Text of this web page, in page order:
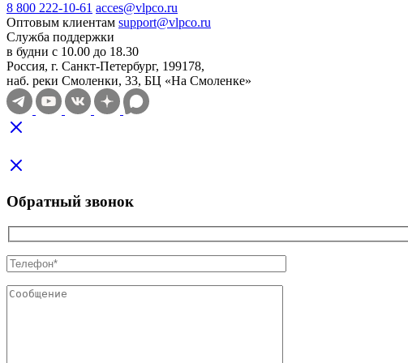
8 800 222-10-61 acces@vlpco.ru
Оптовым клиентам support@vlpco.ru
Служба поддержки
в будни с 10.00 до 18.30
Россия, г. Санкт-Петербург, 199178,
наб. реки Смоленки, 33, БЦ «На Смоленке»
Обратный звонок